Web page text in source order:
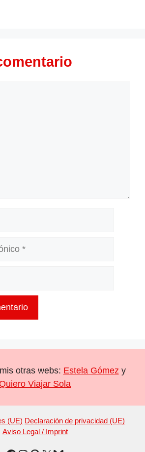
otras webs: Estela Gómez y
Quiero Viajar Sola
(UE) Declaración de privacidad (UE)
Aviso Legal / Imprint